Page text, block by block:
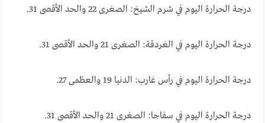
درجة الحرارة اليوم في شرم الشيخ: الصغرى 22 والحد الأقصى 31.
درجة الحرارة اليوم في الغردقة: الصغرى 21 والحد الأقصى 31.
درجة الحرارة اليوم في رأس غارب: الدنيا 19 والعظمى 27.
درجة الحرارة اليوم في سفاجا: الصغرى 21 والحد الأقصى 31.